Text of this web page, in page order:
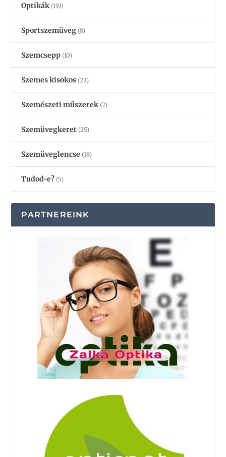
Optikák (119)
Sportszemüveg (8)
Szemcsepp (10)
Szemes kisokos (23)
Szemészeti műszerek (2)
Szemüvegkeret (25)
Szemüveglencse (18)
Tudod-e? (5)
PARTNEREINK